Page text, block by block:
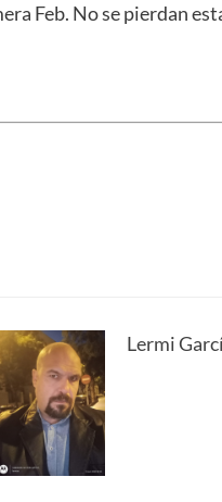
Feb. No se pierdan
Lermi